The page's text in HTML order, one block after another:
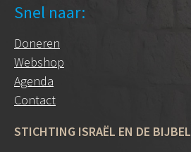
Snel naar:
Doneren
Webshop
Agenda
Contact
STICHTING ISRAËL EN DE BIJBEL